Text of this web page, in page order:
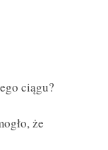
ciągu?
że